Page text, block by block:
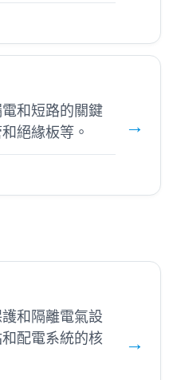
和短路的關鍵
絕緣板等。
和隔離電氣設
配電系統的核